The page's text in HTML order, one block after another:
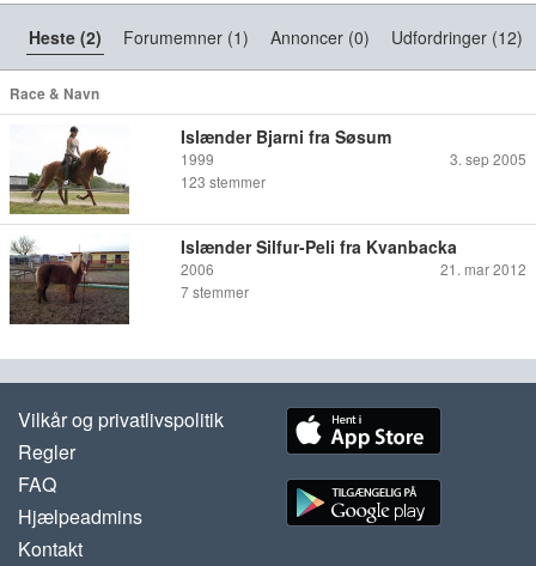
Heste (2) Forumemner (1) Annoncer (0) Udfordringer (12)
Race & Navn
Islænder Bjarni fra Søsum
1999
3. sep 2005
123 stemmer
Islænder Silfur-Peli fra Kvanbacka
2006
21. mar 2012
7 stemmer
Vilkår og privatlivspolitik
Regler
FAQ
Hjælpeadmins
Kontakt